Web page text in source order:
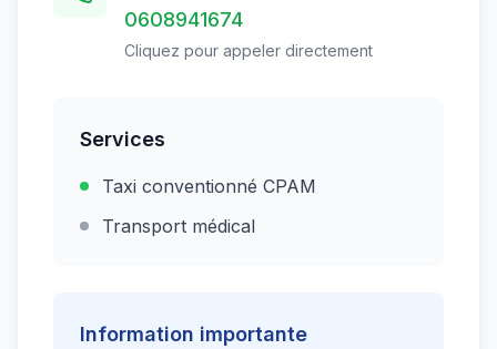
0608941674
Cliquez pour appeler directement
Services
Taxi conventionné CPAM
Transport médical
Information importante